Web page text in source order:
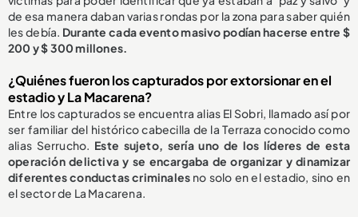
de esa manera daban varias rondas por la zona para saber quién
les debía. Durante cada evento masivo podían hacerse entre $
200 y $ 300 millones.
¿Quiénes fueron los capturados por extorsionar en el
estadio y La Macarena?
Entre los capturados se encuentra alias El Sobri, llamado así por
ser familiar del histórico cabecilla de la Terraza conocido como
alias Serrucho. Este sujeto, sería uno de los líderes de esta
operación delictiva y se encargaba de organizar y dinamizar
diferentes conductas criminales no solo en el estadio, sino en
el sector de La Macarena.